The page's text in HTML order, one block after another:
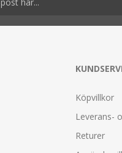
Köpvillkor
Leverans-
Returer